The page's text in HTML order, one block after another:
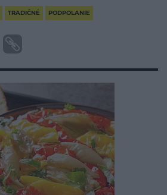
TRADIČNÉ PODPOLANIE